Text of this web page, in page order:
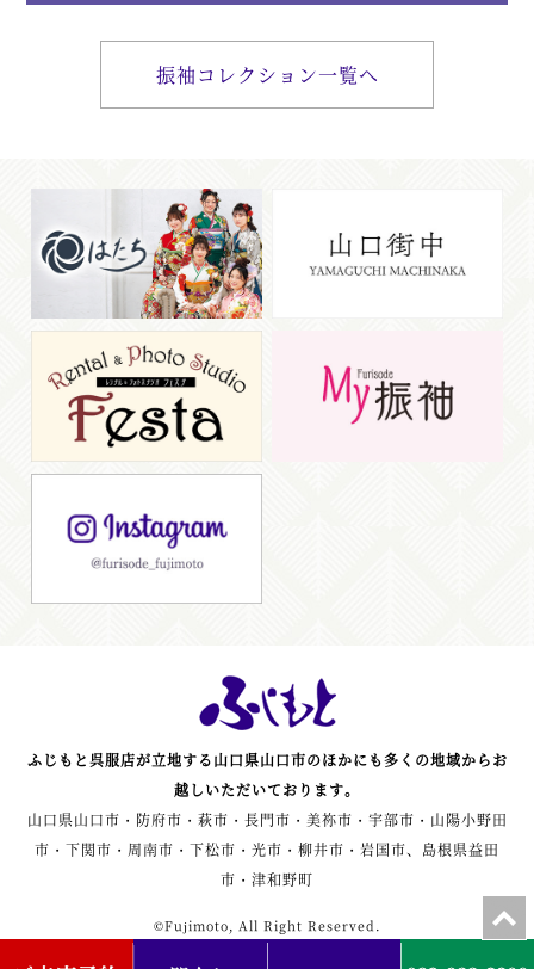
振袖コレクション一覧へ
ふじもと呉服店が立地する山口県山口市のほかにも多くの地域からお
越しいただいております。
山口県山口市・防府市・萩市・長門市・美祢市・宇部市・山陽小野田
市・下関市・周南市・下松市・光市・柳井市・岩国市、島根県益田
市・津和野町
©Fujimoto, All Right Reserved.